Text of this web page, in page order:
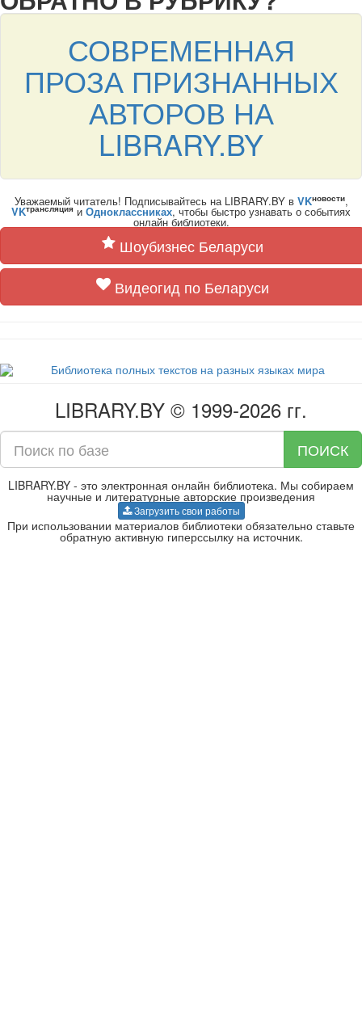
СОВРЕМЕННАЯ
ПРОЗА ПРИЗНАННЫХ
АВТОРОВ НА
LIBRARY.BY
Уважаемый читатель! Подписывайтесь на LIBRARY.BY в VKновости,
VKтрансляция и Одноклассниках, чтобы быстро узнавать о событиях
онлайн библиотеки.
Шоубизнес Беларуси
Видеогид по Беларуси
LIBRARY.BY © 1999-2026 гг.
ПОИСК
LIBRARY.BY - это электронная онлайн библиотека. Мы собираем
научные и литературные авторские произведения
Загрузить свои работы
При использовании материалов библиотеки обязательно ставьте
обратную активную гиперссылку на источник.